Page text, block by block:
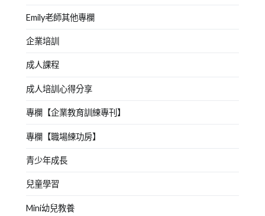
Emily老師其他專欄
企業培訓
成人課程
成人培訓心得分享
專欄【企業教育訓練專刊】
專欄【職場練功房】
青少年成長
兒童學習
Mini幼兒教養